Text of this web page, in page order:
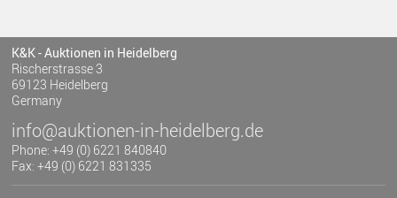
K&K - Auktionen in Heidelberg
Rischerstrasse 3
69123 Heidelberg
Germany
info@auktionen-in-heidelberg.de
Phone: +49 (0) 6221 840840
Fax: +49 (0) 6221 831335